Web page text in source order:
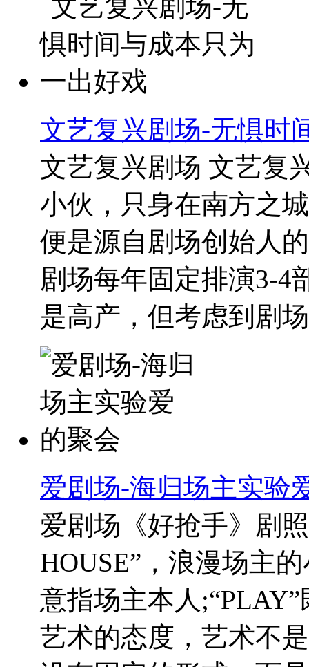
文艺复兴剧场-无惧时
文艺复兴剧场 文艺复
小伙，只身在南方之
便是源自剧场创始人
剧场每年固定排演3-4
是高产，但考虑到剧
爱剧场-海归场主实验
爱剧场《好抢手》剧
HOUSE”，浪漫场主
意指场主本人
艺术的态度，艺术不